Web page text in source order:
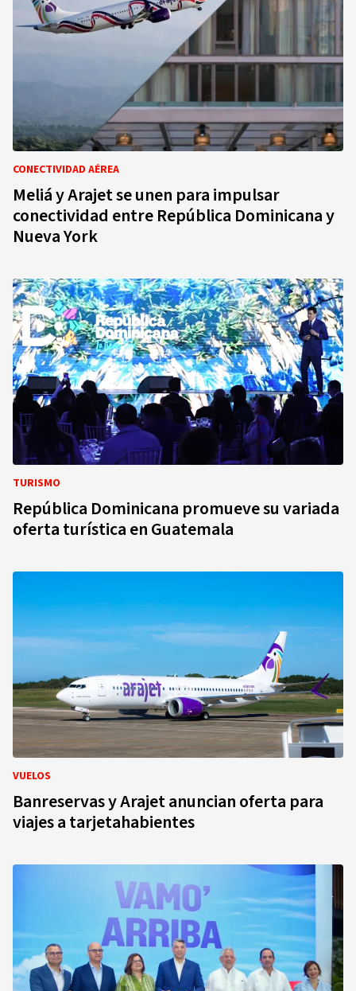
CONECTIVIDAD AÉREA
Meliá y Arajet se unen para impulsar
conectividad entre República Dominicana y
Nueva York
TURISMO
República Dominicana promueve su variada
oferta turística en Guatemala
VUELOS
Banreservas y Arajet anuncian oferta para
viajes a tarjetahabientes